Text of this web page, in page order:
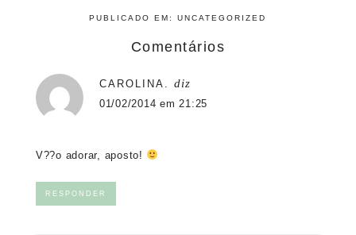
PUBLICADO EM:UNCATEGORIZED
Comentários
CAROLINA. diz
01/02/2014 em 21:25
V??o adorar, aposto!
RESPONDER